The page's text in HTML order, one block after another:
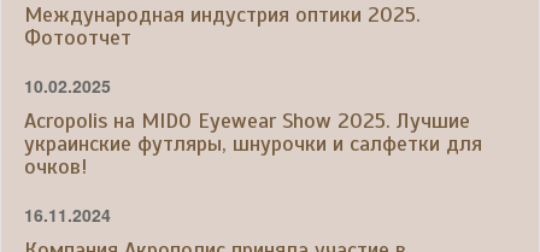
Международная индустрия оптики 2025.
Фотоотчет
10.02.2025
Acropolis на MIDO Eyewear Show 2025. Лучшие
украинские футляры, шнурочки и салфетки для
очков!
16.11.2024